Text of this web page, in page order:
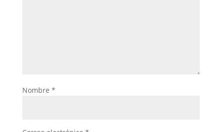
Nombre *